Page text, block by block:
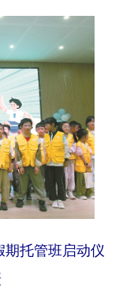
云南故事
期托管班启动仪